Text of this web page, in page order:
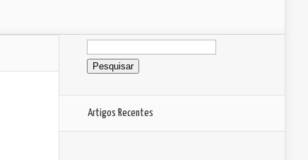
Pesquisar
por:
Artigos Recentes